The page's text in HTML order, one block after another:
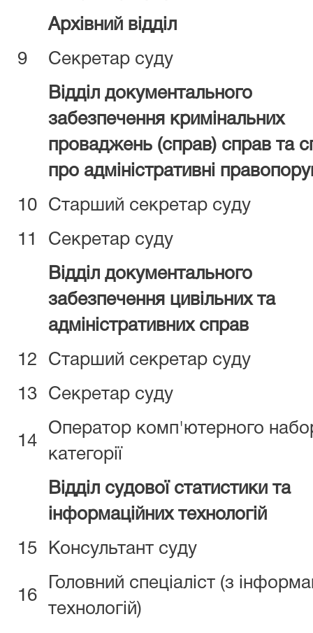
Архівний відділ
9 Секретар суду
Відділ документального
забезпечення кримінальних
проваджень (справ) справ та
про адміністративні
10 Старший секретар суду
11 Секретар суду
Відділ документального
забезпечення цивільних та
адміністративних справ
12 Старший секретар суду
13 Секретар суду
14
Оператор комп'ютерного
категорії
Відділ судової статистики та
інформаційних технологій
15 Консультант суду
16
Головний спеціаліст (з
технологій)